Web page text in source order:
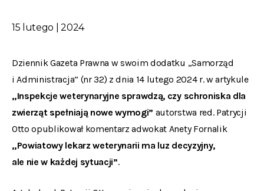
15 lutego | 2024
Dziennik Gazeta Prawna w swoim dodatku „Samorząd
i Administracja” (nr 32) z dnia 14 lutego 2024 r. w artykule
„Inspekcje weterynaryjne sprawdzą, czy schroniska dla
zwierząt spełniają nowe wymogi” autorstwa red. Patrycji
Otto opublikował komentarz adwokat Anety Fornalik
„Powiatowy lekarz weterynarii ma luz decyzyjny,
ale nie w każdej sytuacji”.